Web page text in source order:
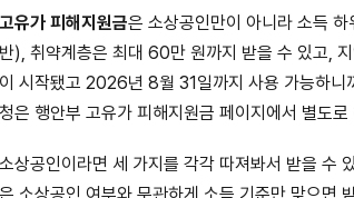
고유가 피해지원금은 소상공인만이 아니라 소득
반), 취약계층은 최대 60만 원까지 받을 수 있고,
이 시작됐고 2026년 8월 31일까지 사용 가능하니
청은 행안부 고유가 피해지원금 페이지에서 별도로
소상공인이라면 세 가지를 각각 따져봐서 받을 수